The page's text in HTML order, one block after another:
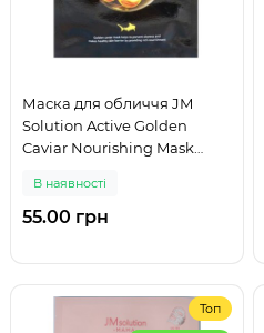
Маска для обличчя JM
Solution Active Golden
Caviar Nourishing Mask
В наявності
55.00 грн
Топ